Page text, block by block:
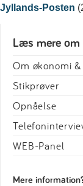
Jyllands-Posten
Læs mere om
Om økonomi
Stikprøver
Opnåelse
WEB-Panel
Mere